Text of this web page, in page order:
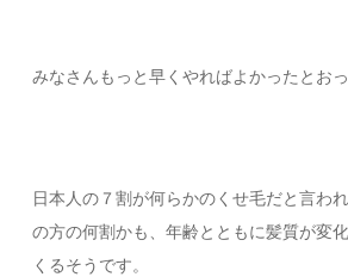
みなさんもっと早くやればよかったとお
日本人の７割が何らかのくせ毛だと言わ
の方の何割かも、年齢とともに髪質が変
くるそうです。